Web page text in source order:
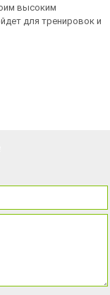
высоким
для тренировок и